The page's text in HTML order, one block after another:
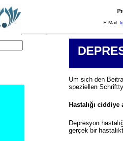
E-Mail:
Um sich den
speziellen
Hastalığı ciddiye
Depresyon
gerçek bir